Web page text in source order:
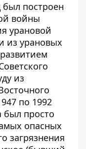
построен
войны
урановой
из урановых
из
по 1992
был просто
опасных
загрязнения